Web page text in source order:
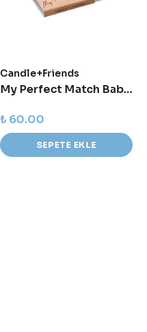
Candle+Friends
My Perfect Match Baby Kibrit Kutusu
₺ 60.00
SEPETE EKLE